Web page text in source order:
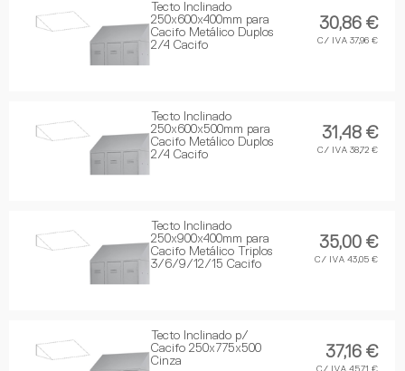
Tecto Inclinado
250x600x400mm para
Cacifo Metálico Duplos
2/4 Cacifo
30,86 €
C/ IVA 37,96 €
Tecto Inclinado
250x600x500mm para
Cacifo Metálico Duplos
2/4 Cacifo
31,48 €
C/ IVA 38,72 €
Tecto Inclinado
250x900x400mm para
Cacifo Metálico Triplos
3/6/9/12/15 Cacifo
35,00 €
C/ IVA 43,05 €
Tecto Inclinado p/
Cacifo 250x775x500
Cinza
37,16 €
C/ IVA 45,71 €